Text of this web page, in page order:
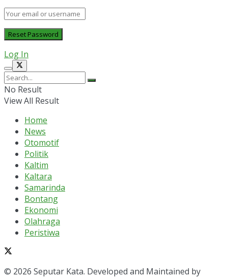
Log In
No Result
View All Result
Home
News
Otomotif
Politik
Kaltim
Kaltara
Samarinda
Bontang
Ekonomi
Olahraga
Peristiwa
© 2026 Seputar Kata. Developed and Maintained by